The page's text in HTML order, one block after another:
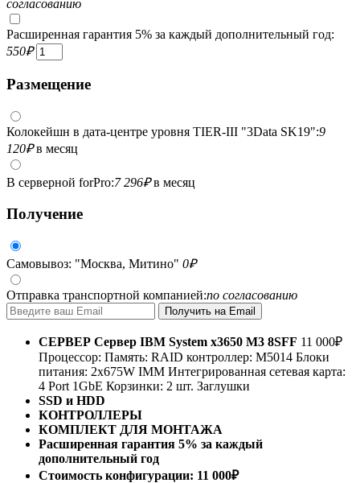
согласованию
Расширенная гарантия 5% за каждый дополнительный год:
550₽
Размещение
Колокейшн в дата-центре уровня TIER-III "3Data SK19":9
120₽в месяц
В серверной forPro:7 296₽в месяц
Получение
Самовывоз: "Москва, Митино" 0₽
Отправка транспортной компанией:по согласованию
СЕРВЕР Сервер IBM System x3650 M3 8SFF 11 000₽
Процессор: Память: RAID контроллер: M5014 Блоки
питания: 2x675W IMM Интегрированная сетевая карта:
4 Port 1GbE Корзинки: 2 шт. Заглушки
SSD и HDD
КОНТРОЛЛЕРЫ
КОМПЛЕКТ ДЛЯ МОНТАЖА
Расширенная гарантия 5% за каждый
дополнительный год
Стоимость конфигурации: 11 000₽